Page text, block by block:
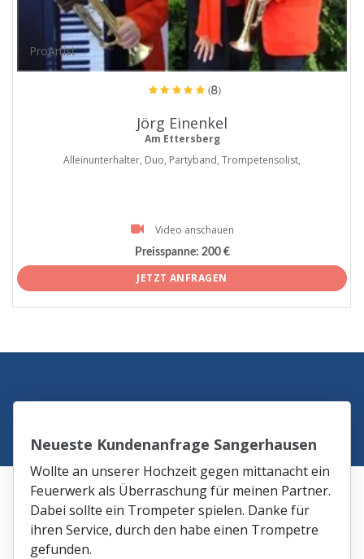
ProArtist
(8)
Jörg Einenkel
Am Ettersberg
Alleinunterhalter, Duo, Partyband, Trompetensolist,
Video anschauen
Preisspanne: 200 €
JETZT ANFRAGEN
Neueste Kundenanfrage Sangerhausen
Wollte an unserer Hochzeit gegen mittanacht ein
Feuerwerk als Überraschung für meinen Partner.
Dabei sollte ein Trompeter spielen. Danke für
ihren Service, durch den habe einen Trompetre
gefunden.